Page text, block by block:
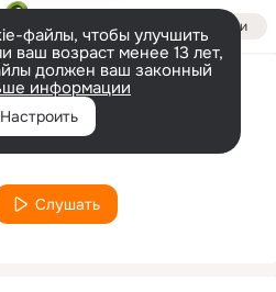
Войти
файлы, чтобы улучшить
ваш возраст менее 13 лет,
должен ваш законный
информации
Настроить
Paval
Слушать